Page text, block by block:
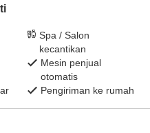
Spa / Salon
kecantikan
Mesin penjual
otomatis
Pengiriman ke rumah